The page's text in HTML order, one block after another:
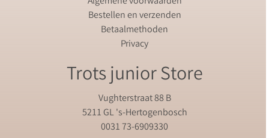
Bestellen en verzenden
Betaalmethoden
Privacy
Trots junior Store
Vughterstraat 88 B
5211 GL 's-Hertogenbosch
0031 73-6909330